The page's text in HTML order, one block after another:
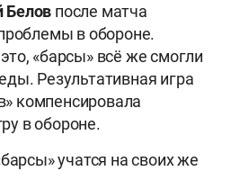
Белов после матча
в обороне.
«барсы» всё же смогли
Результативная игра
компенсировала
в обороне.
учатся на своих же